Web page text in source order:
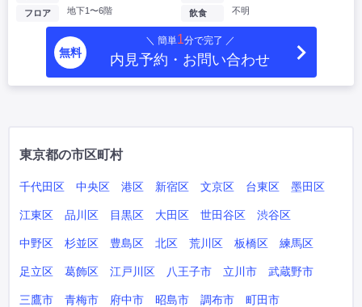
フロア 地下1〜6階 飲食 不明
無料
＼ 簡単1分で完了 ／
内見予約・お問い合わせ
東京都の市区町村
千代田区 中央区 港区 新宿区 文京区 台東区 墨田区
江東区 品川区 目黒区 大田区 世田谷区 渋谷区
中野区 杉並区 豊島区 北区 荒川区 板橋区 練馬区
足立区 葛飾区 江戸川区 八王子市 立川市 武蔵野市
三鷹市 青梅市 府中市 昭島市 調布市 町田市